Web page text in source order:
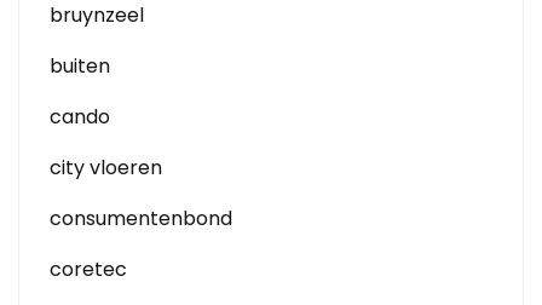
bruynzeel
buiten
cando
city vloeren
consumentenbond
coretec